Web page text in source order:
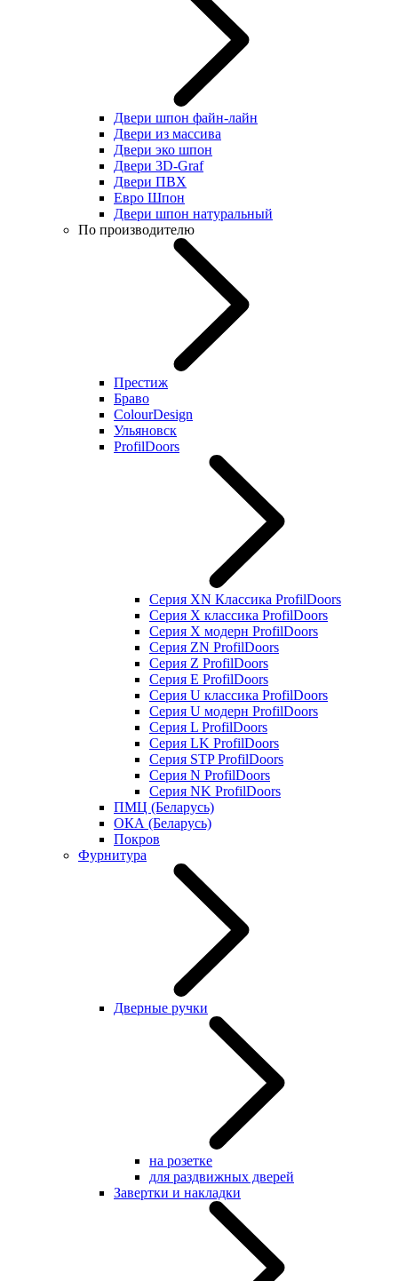
Двери шпон файн-лайн
Двери из массива
Двери эко шпон
Двери 3D-Graf
Двери ПВХ
Евро Шпон
Двери шпон натуральный
По производителю
Престиж
Браво
ColourDesign
Ульяновск
ProfilDoors
Серия XN Классика ProfilDoors
Серия Х классика ProfilDoors
Серия Х модерн ProfilDoors
Серия ZN ProfilDoors
Серия Z ProfilDoors
Серия Е ProfilDoors
Серия U классика ProfilDoors
Серия U модерн ProfilDoors
Серия L ProfilDoors
Серия LK ProfilDoors
Серия STP ProfilDoors
Cерия N ProfilDoors
Серия NK ProfilDoors
ПМЦ (Беларусь)
ОКА (Беларусь)
Покров
Фурнитура
Дверные ручки
на розетке
для раздвижных дверей
Завертки и накладки